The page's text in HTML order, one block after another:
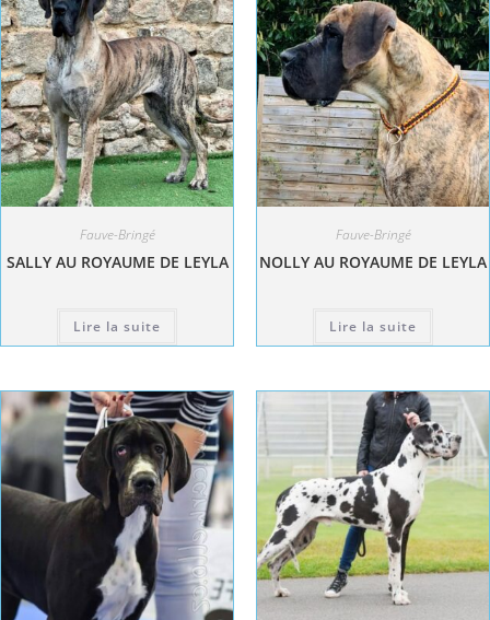
Fauve-Bringé
SALLY AU ROYAUME DE LEYLA
Lire la suite
Fauve-Bringé
NOLLY AU ROYAUME DE LEYLA
Lire la suite